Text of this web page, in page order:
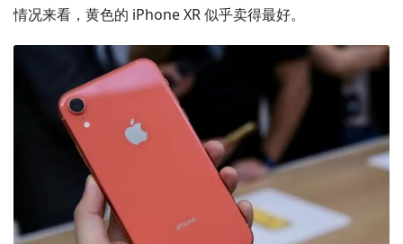
情况来看，黄色的 iPhone XR 似乎卖得最好。